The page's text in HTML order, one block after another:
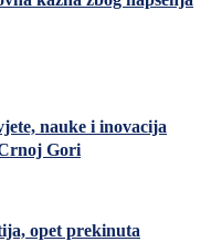
nauke i inovacija
Gori
opet prekinuta